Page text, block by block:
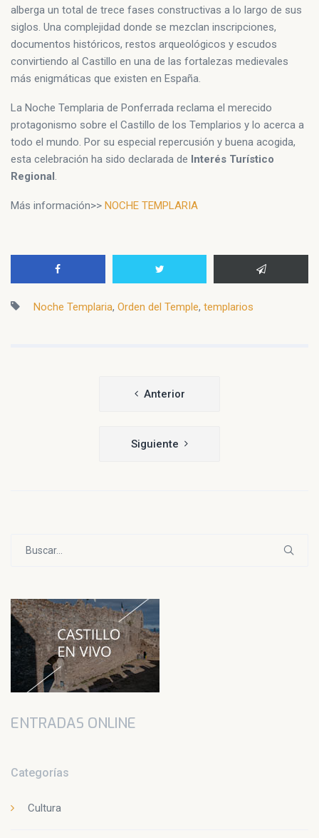
alberga un total de trece fases constructivas a lo largo de sus
siglos. Una complejidad donde se mezclan inscripciones,
documentos históricos, restos arqueológicos y escudos
convirtiendo al Castillo en una de las fortalezas medievales
más enigmáticas que existen en España.
La Noche Templaria de Ponferrada reclama el merecido
protagonismo sobre el Castillo de los Templarios y lo acerca a
todo el mundo. Por su especial repercusión y buena acogida,
esta celebración ha sido declarada de Interés Turístico
Regional.
Más información>> NOCHE TEMPLARIA
Noche Templaria, Orden del Temple, templarios
Anterior
Siguiente
ENTRADAS ONLINE
Categorías
Cultura